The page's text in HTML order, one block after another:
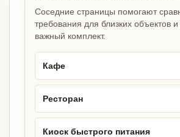
Соседние страницы помогают
требования для близких объектов
важный комплект.
Кафе
Ресторан
Киоск быстрого питания